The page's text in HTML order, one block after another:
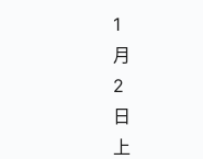
1
月
2
日
上